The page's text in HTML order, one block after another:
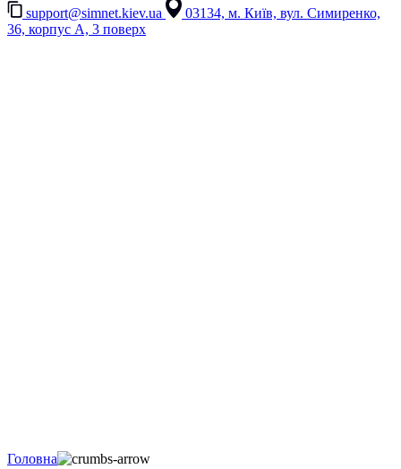
support@simnet.kiev.ua
03134, м. Київ, вул. Симиренко,
36, корпус А, 3 поверх
Головна